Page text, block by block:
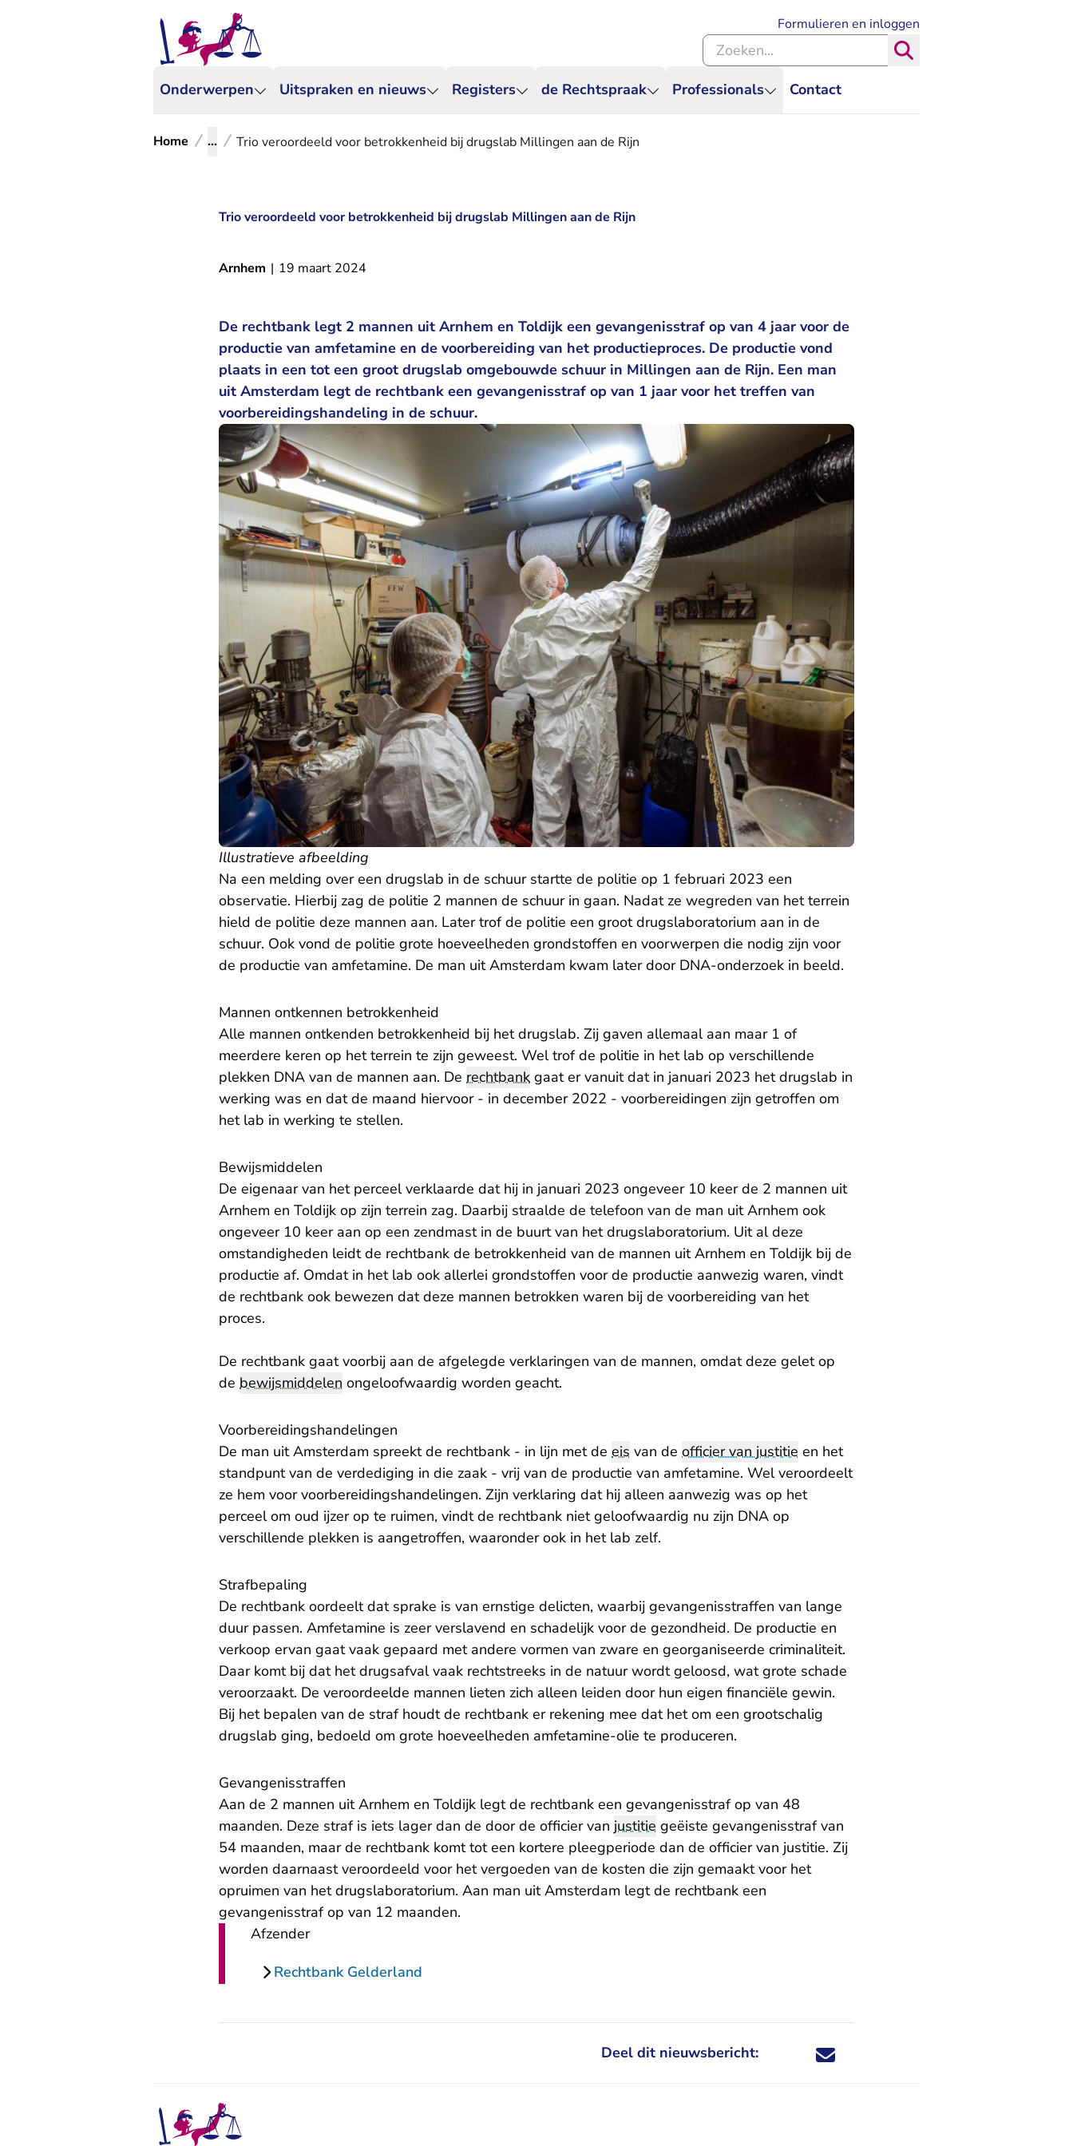
Onderwerpen Uitspraken en nieuws Registers de Rechtspraak Professionals Contact
Formulieren en inloggen
Zoeken binnen de Rechtspraak
Home ... Trio veroordeeld voor betrokkenheid bij drugslab Millingen aan de Rijn
Trio veroordeeld voor betrokkenheid bij drugslab Millingen aan de Rijn
Arnhem | 19 maart 2024
De rechtbank legt 2 mannen uit Arnhem en Toldijk een gevangenisstraf op van 4 jaar voor de
productie van amfetamine en de voorbereiding van het productieproces. De productie vond
plaats in een tot een groot drugslab omgebouwde schuur in Millingen aan de Rijn. Een man
uit Amsterdam legt de rechtbank een gevangenisstraf op van 1 jaar voor het treffen van
voorbereidingshandeling in de schuur.
Illustratieve afbeelding
Na een melding over een drugslab in de schuur startte de politie op 1 februari 2023 een
observatie. Hierbij zag de politie 2 mannen de schuur in gaan. Nadat ze wegreden van het terrein
hield de politie deze mannen aan. Later trof de politie een groot drugslaboratorium aan in de
schuur. Ook vond de politie grote hoeveelheden grondstoffen en voorwerpen die nodig zijn voor
de productie van amfetamine. De man uit Amsterdam kwam later door DNA-onderzoek in beeld.
Mannen ontkennen betrokkenheid
Alle mannen ontkenden betrokkenheid bij het drugslab. Zij gaven allemaal aan maar 1 of
meerdere keren op het terrein te zijn geweest. Wel trof de politie in het lab op verschillende
plekken DNA van de mannen aan. De rechtbank gaat er vanuit dat in januari 2023 het drugslab in
werking was en dat de maand hiervoor - in december 2022 - voorbereidingen zijn getroffen om
het lab in werking te stellen.
Bewijsmiddelen
De eigenaar van het perceel verklaarde dat hij in januari 2023 ongeveer 10 keer de 2 mannen uit
Arnhem en Toldijk op zijn terrein zag. Daarbij straalde de telefoon van de man uit Arnhem ook
ongeveer 10 keer aan op een zendmast in de buurt van het drugslaboratorium. Uit al deze
omstandigheden leidt de rechtbank de betrokkenheid van de mannen uit Arnhem en Toldijk bij de
productie af. Omdat in het lab ook allerlei grondstoffen voor de productie aanwezig waren, vindt
de rechtbank ook bewezen dat deze mannen betrokken waren bij de voorbereiding van het
proces.
De rechtbank gaat voorbij aan de afgelegde verklaringen van de mannen, omdat deze gelet op
de bewijsmiddelen ongeloofwaardig worden geacht.
Voorbereidingshandelingen
De man uit Amsterdam spreekt de rechtbank - in lijn met de eis van de officier van justitie en het
standpunt van de verdediging in die zaak - vrij van de productie van amfetamine. Wel veroordeelt
ze hem voor voorbereidingshandelingen. Zijn verklaring dat hij alleen aanwezig was op het
perceel om oud ijzer op te ruimen, vindt de rechtbank niet geloofwaardig nu zijn DNA op
verschillende plekken is aangetroffen, waaronder ook in het lab zelf.
Strafbepaling
De rechtbank oordeelt dat sprake is van ernstige delicten, waarbij gevangenisstraffen van lange
duur passen. Amfetamine is zeer verslavend en schadelijk voor de gezondheid. De productie en
verkoop ervan gaat vaak gepaard met andere vormen van zware en georganiseerde criminaliteit.
Daar komt bij dat het drugsafval vaak rechtstreeks in de natuur wordt geloosd, wat grote schade
veroorzaakt. De veroordeelde mannen lieten zich alleen leiden door hun eigen financiële gewin.
Bij het bepalen van de straf houdt de rechtbank er rekening mee dat het om een grootschalig
drugslab ging, bedoeld om grote hoeveelheden amfetamine-olie te produceren.
Gevangenisstraffen
Aan de 2 mannen uit Arnhem en Toldijk legt de rechtbank een gevangenisstraf op van 48
maanden. Deze straf is iets lager dan de door de officier van justitie geëiste gevangenisstraf van
54 maanden, maar de rechtbank komt tot een kortere pleegperiode dan de officier van justitie. Zij
worden daarnaast veroordeeld voor het vergoeden van de kosten die zijn gemaakt voor het
opruimen van het drugslaboratorium. Aan man uit Amsterdam legt de rechtbank een
gevangenisstraf op van 12 maanden.
Afzender
Rechtbank Gelderland
Deel dit nieuwsbericht: Deel dit nieuwsbericht via X - U verlaat
Deel dit nieuwsbericht via Facebook - U
Deel dit nieuwsbericht via e-mail
Deel dit nieuwsbericht via LinkedIn - U